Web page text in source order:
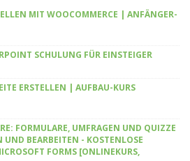
MIT WOOCOMMERCE | ANFÄNGER-
SCHULUNG FÜR EINSTEIGER
ERSTELLEN | AUFBAU-KURS
FORMULARE, UMFRAGEN UND QUIZZE
UND BEARBEITEN - KOSTENLOSE
FORMS [ONLINEKURS,